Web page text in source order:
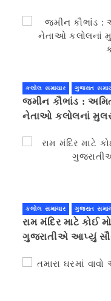
કલોલ સમાચાર ગુજરાત
જમીન કૌભાંડ :
નેતાઓ કલોલનાં
કલોલ સમાચાર ગુજરાત
રામ મંદિર માટે
ગુજરાતીએ આપ્યું